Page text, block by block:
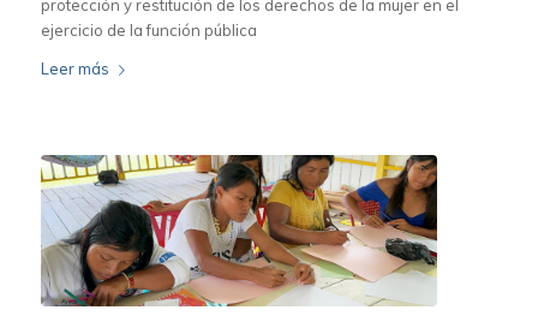
protección y restitución de los derechos de la mujer en el
ejercicio de la función pública
Leer más